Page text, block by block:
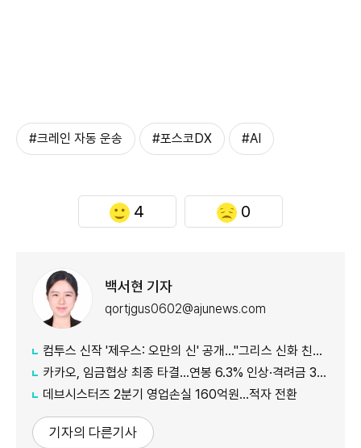
#크레인 자동 운송 #포스코DX #AI
4 0
백서현 기자
qortjgus0602@ajunews.com
컴투스 신작 '제우스: 오만의 신' 공개…"그리스 신화 친숙함에 신선함 더했다"
카카오, 임금협상 최종 타결…연봉 6.3% 인상·격려금 300만원
데브시스터즈 2분기 영업손실 160억원…적자 전환
기자의 다른기사